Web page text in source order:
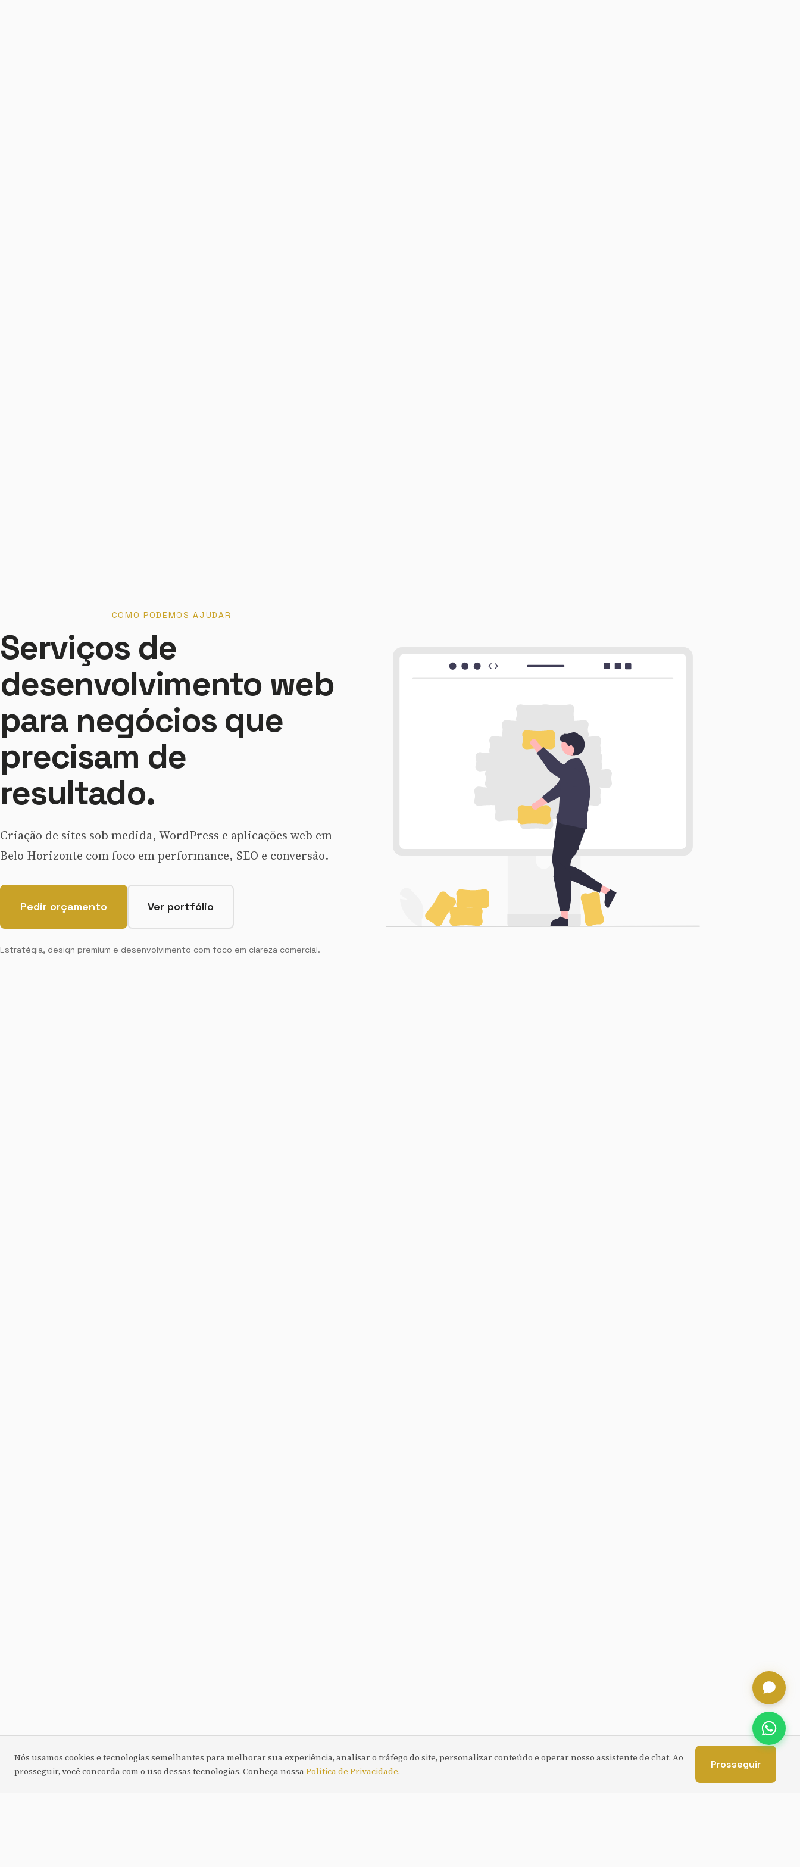
COMO PODEMOS AJUDAR
Serviços de
desenvolvimento web
para negócios que
precisam de
resultado.
Criação de sites sob medida, WordPress e aplicações web em
Belo Horizonte com foco em performance, SEO e conversão.
Pedir orçamento Ver portfólio
Estratégia, design premium e desenvolvimento com foco em clareza comercial.
Nós usamos cookies e tecnologias semelhantes para melhorar sua experiência, analisar o tráfego do site, personalizar conteúdo e operar nosso assistente de chat. Ao
prosseguir, você concorda com o uso dessas tecnologias. Conheça nossaPolítica de Privacidade.
Prosseguir